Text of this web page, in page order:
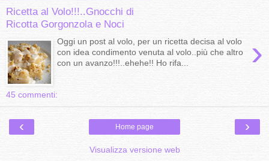
Ricetta al Volo!!!..Gnocchi di
Ricotta Gorgonzola e Noci
›
Oggi un post al volo, per un ricetta decisa al volo
con idea condimento venuta al volo..più che altro
con un avanzo!!!..ehehe!! Ho rifa...
45 commenti:
‹ ›
Home page
Visualizza versione web